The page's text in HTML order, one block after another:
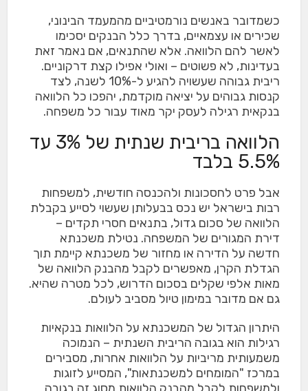
כשמדובר באנשים נורמטיביים מהמעמד הבינוני,
שכירים או עצמאיים, בדרך כלל הבנקים יסכימו
לאשר להם הלוואה. אלא שהתנאים, אם נאמר זאת
בעדינות, לא פשוטים – ואולי אפילו קצת דרקוניים.
ריבית גבוהה שעשויה להגיע ל-10% לשנה, לצד
קנסות גבוהים על יציאה מוקדמת, יהפכו כל הלוואה
בנקאית רגילה לעסק יקר מאוד עבור כל משפחה.
הלוואה בריבית שנתית של 3% עד
5.5% בלבד
אבל פרט לחסכונות ולהכנסה חודשית, למשפחות
רבות בישראל יש נכס בבעלותן שעשוי לסייע בקבלת
הלוואה של סכום גדול, בתנאים חסרי תקדים –
דירת המגורים של המשפחה. נטילת משכנתא
חדשה על הדירה או מחזור של משכנתא קיימת תוך
הגדלת הקרן, מאפשרים לקבל מהבנק הלוואה של
מאות אלפי שקלים בסכום הדרוש, לכל מטרה שהיא.
גם אם מדובר במימון טיול מסביב לעולם.
היתרון הגדול של המשכנתא על הלוואות בנקאיות
רגילות הוא בגובה הריבית השנתית – הנמוכה
משמעותית מריביות על הלוואות אחרות, מסבירים
במרכז "המומחים למשכנתאות", המסייע לזוגות